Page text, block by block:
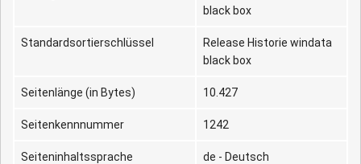
black box
Standardsortierschlüssel
Release Historie windata
black box
Seitenlänge (in Bytes) 10.427
Seitenkennnummer 1242
Seiteninhaltssprache de - Deutsch